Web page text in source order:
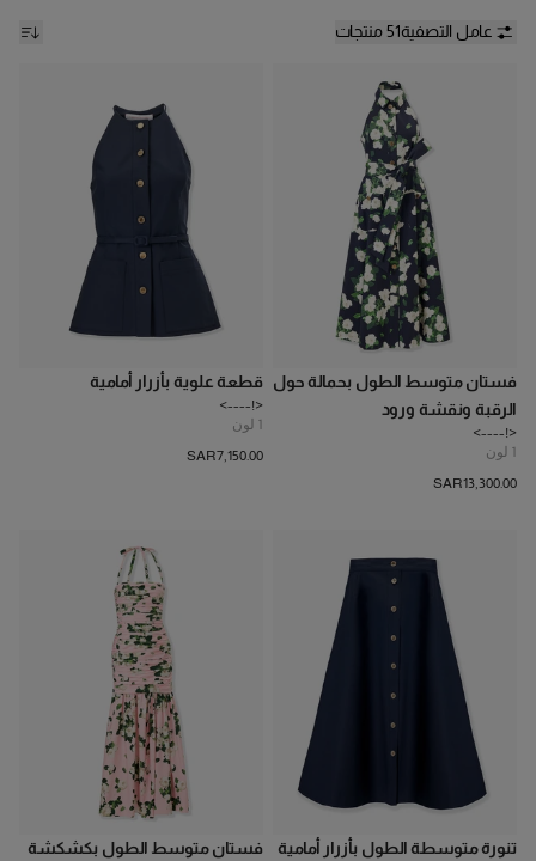
حديقة مزروعة تنبض بالحياة.
عامل التصفية51 منتجات
فستان متوسط الطول بحمالة حول
الرقبة ونقشة ورود
<!---->
1 لون
SAR‌13,300.00
قطعة علوية بأزرار أمامية
<!---->
1 لون
SAR‌7,150.00
تنورة متوسطة الطول بأزرار أمامية
فستان متوسط الطول بكشكشة